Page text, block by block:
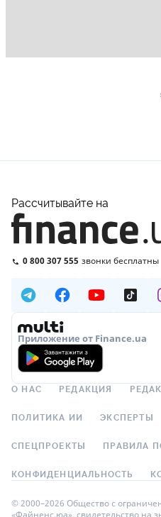
Рассчитывайте на
0 800 307 555 звонки бесплатны
Приложение от Finance.ua
О НАС РЕДАКЦИЯ
ПОЛИТИКА ИИ ЭКСПЕРТЫ
СПЕЦПРОЕКТЫ ПРАВИЛА
КОНФИДЕНЦИАЛЬНОСТЬ
© 2000–2026 Общество с
«Файненс.юа», свидетельство на